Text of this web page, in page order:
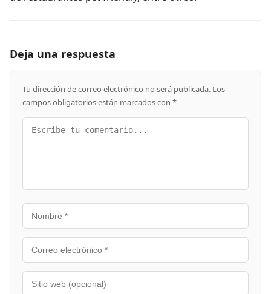
Deja una respuesta
Tu dirección de correo electrónico no será publicada. Los
campos obligatorios están marcados con *